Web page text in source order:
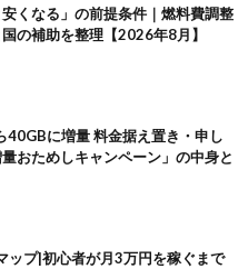
安くなる」の前提条件｜燃料費調整
の補助を整理【2026年8月】
40GBに増量 料金据え置き・申し
おためしキャンペーン」の中身と
ップ|初心者が月3万円を稼ぐまで